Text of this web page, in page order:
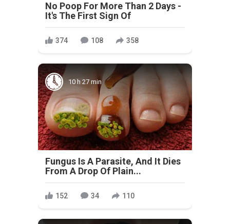
No Poop For More Than 2 Days -
It's The First Sign Of
374 108 358
10 h 27 min
Fungus Is A Parasite, And It Dies
From A Drop Of Plain...
152 34 110